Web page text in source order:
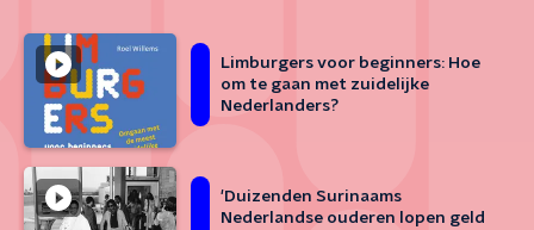
Limburgers voor beginners: Hoe
om te gaan met zuidelijke
Nederlanders?
'Duizenden Surinaams
Nederlandse ouderen lopen geld